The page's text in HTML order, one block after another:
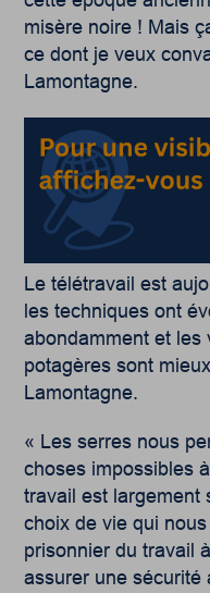
misère noire ! Mais
ce dont je veux
Lamontagne.
Le télétravail est
les techniques ont
abondamment et les
potagères sont
Lamontagne.
« Les serres nous
choses impossibles
travail est largement
choix de vie qui
prisonnier du travail
assurer une sécurité